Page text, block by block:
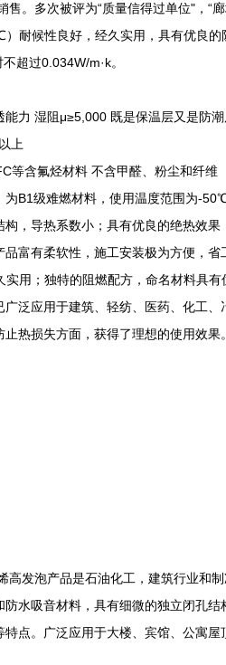
。多次被评为“质量信得过单位"，“廊
耐候性良好，经久实用，具有优良的
超过0.034W/m·k。
力 湿阻μ≥5,000 既是保温层又是防潮
上
等含氟烃材料 不含甲醛、粉尘和纤维
为B1级难燃材料，使用温度范围为-
，导热系数小；具有优良的绝热效
富有柔软性，施工安装极为方便，
用；独特的阻燃配方，命名材料具有
泛应用于建筑、轻纺、医药、化工
热损失方面，获得了理想的使用效果。
高发泡产品是石油化工，建筑行业和
水吸音材料，具有细微的独立闭孔
点。广泛应用于大楼、宾馆、公寓